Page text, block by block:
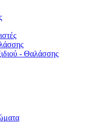
- Θαλάσσης